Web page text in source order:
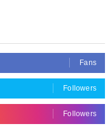
Followers
Followers